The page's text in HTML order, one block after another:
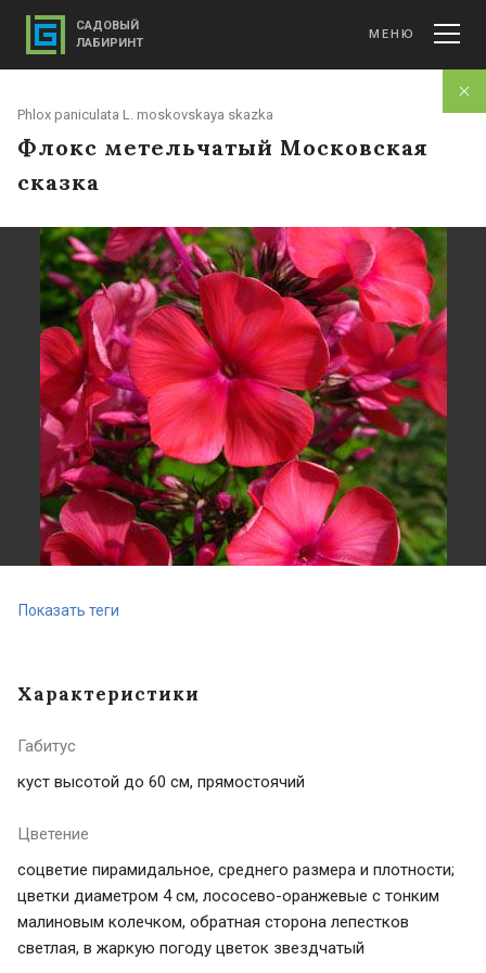
Phlox paniculata L. moskovskaya skazka
Флокс метельчатый Московская
сказка
Показать теги
Характеристики
Габитус
куст высотой до 60 см, прямостоячий
Цветение
соцветие пирамидальное, среднего размера и плотности;
цветки диаметром 4 см, лососево-оранжевые с тонким
малиновым колечком, обратная сторона лепестков
светлая, в жаркую погоду цветок звездчатый
САДОВЫЙ
ЛАБИРИНТ
МЕНЮ